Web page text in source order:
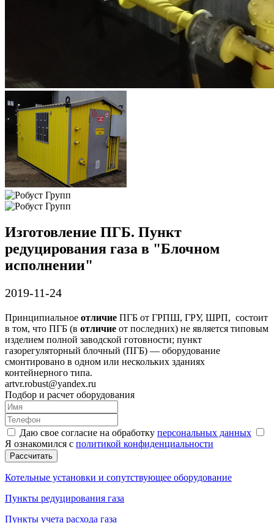
Изготовление ПГБ. Пункт
редуцирования газа в "Блочном
исполнении"
2019-11-24
Принципиальное отличие ПГБ от ГРПШ, ГРУ, ШРП, состоит
в том, что ПГБ (в отличие от последних) не является типовым
изделием полной заводской готовности; пункт
газорегуляторный блочный (ПГБ) — оборудование
смонтировано в одном или нескольких зданиях
контейнерного типа.
artvr.robust@yandex.ru
Подбор и расчет оборудования
Даю свое согласие на обработку персональных данных
Я ознакомился с политикой конфиденциальности
Рассчитать
Котельные установки и сопутствующее оборудование
Пункты редуцирования газа
Пункты учета расхода газа